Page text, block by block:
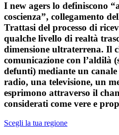
I new agers lo definiscono
coscienza”, collegamento
Trattasi del processo di
qualche livello di realtà
dimensione ultraterrena. Il
comunicazione con l’aldilà
defunti) mediante un canale
radio, una televisione, un
esprimono attraverso il
considerati come vere e
Scegli la tua regione